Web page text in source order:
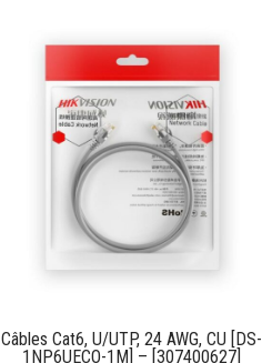
Câbles Cat6, U/UTP, 24 AWG, CU [DS-
1NP6UECO-1M] – [307400627]